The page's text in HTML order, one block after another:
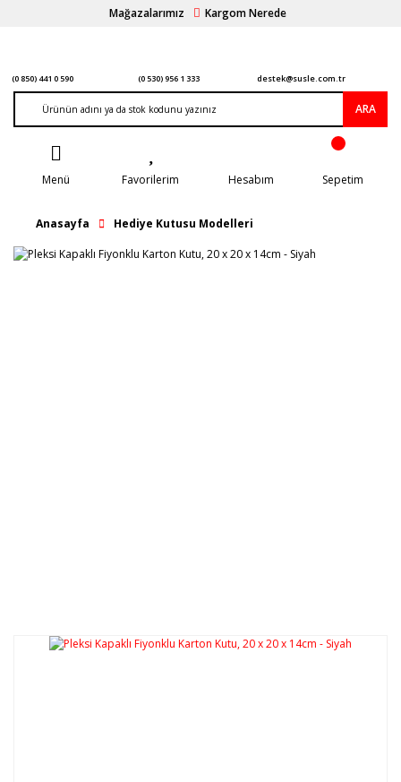
Mağazalarımız Kargom Nerede
(0 850) 441 0 590 (0 530) 956 1 333 destek@susle.com.tr
ARA
Menü Favorilerim Hesabım Sepetim
Anasayfa Hediye Kutusu Modelleri